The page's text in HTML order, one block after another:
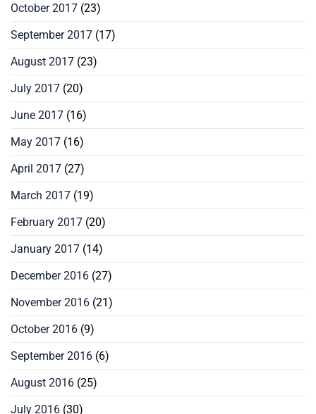
October 2017 (23)
September 2017 (17)
August 2017 (23)
July 2017 (20)
June 2017 (16)
May 2017 (16)
April 2017 (27)
March 2017 (19)
February 2017 (20)
January 2017 (14)
December 2016 (27)
November 2016 (21)
October 2016 (9)
September 2016 (6)
August 2016 (25)
July 2016 (30)